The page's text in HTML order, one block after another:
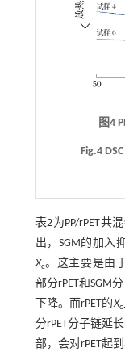
图4
Fig.4
表2为PP/rPET共
出，SGM的加入
Xc。这主要是由
部分rPET和SGM
下降。而rPET的Xc
分rPET分子链延
部，会对rPET起